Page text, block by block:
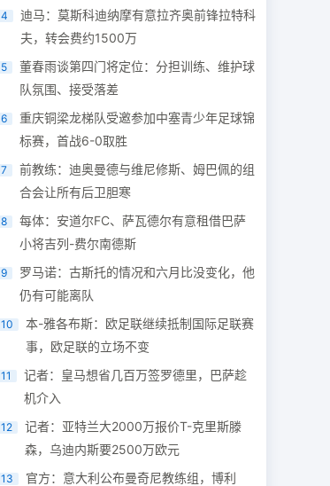
4
迪马：莫斯科迪纳摩有意拉齐奥前锋拉特科
夫，转会费约1500万
5
董春雨谈第四门将定位：分担训练、维护球
队氛围、接受落差
6
重庆铜梁龙梯队受邀参加中塞青少年足球锦
标赛，首战6-0取胜
7
前教练：迪奥曼德与维尼修斯、姆巴佩的组
合会让所有后卫胆寒
8
每体：安道尔FC、萨瓦德尔有意租借巴萨
小将吉列-费尔南德斯
9
罗马诺：古斯托的情况和六月比没变化，他
仍有可能离队
10
本-雅各布斯：欧足联继续抵制国际足联赛
事，欧足联的立场不变
11
记者：皇马想省几百万签罗德里，巴萨趁
机介入
12
记者：亚特兰大2000万报价T-克里斯滕
森，乌迪内斯要2500万欧元
13
官方：意大利公布曼奇尼教练组，博利